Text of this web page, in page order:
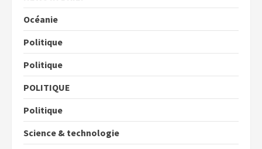
Océanie
Politique
Politique
POLITIQUE
Politique
Science & technologie